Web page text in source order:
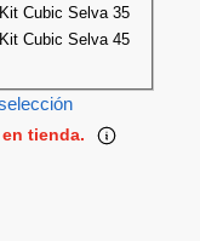
Kit Cubic Selva 35
Kit Cubic Selva 45
tienda.